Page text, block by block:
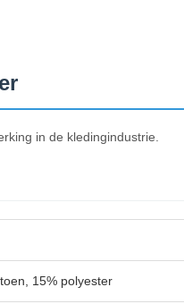
in de kledingindustrie.
15% polyester